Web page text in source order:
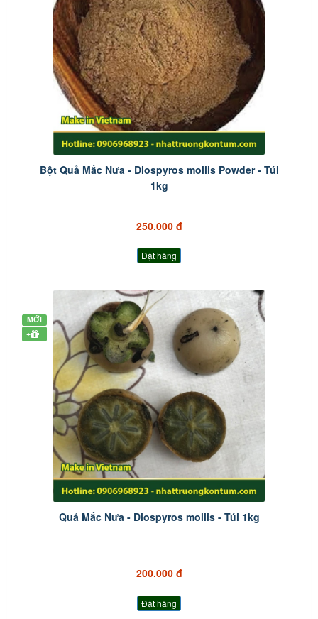
Bột Quả Mắc Nưa - Diospyros mollis Powder - Túi
1kg
250.000 đ
Đặt hàng
MỚI
+
Quả Mắc Nưa - Diospyros mollis - Túi 1kg
200.000 đ
Đặt hàng